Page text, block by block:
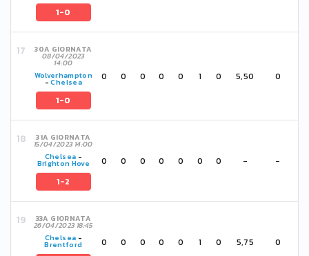
1-0
30A GIORNATA
08/04/2023
14:00
Wolverhampton
-Chelsea
1-0
0 0 0 0 0 1 0 5,50 0
31A GIORNATA
15/04/2023 14:00
Chelsea -
Brighton Hove
1-2
0 0 0 0 0 0 0 - -
33A GIORNATA
26/04/2023 18:45
Chelsea -
Brentford 0 0 0 0 0 1 0 5,75 0